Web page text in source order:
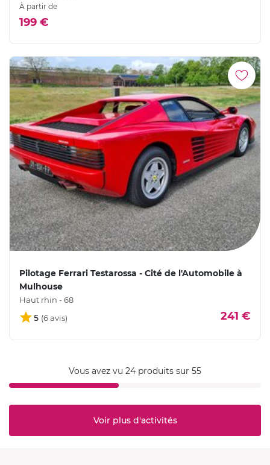
À partir de
199 €
Pilotage Ferrari Testarossa - Cité de l'Automobile à
Mulhouse
Haut rhin - 68
5 241 €
Vous avez vu 24 produits sur 55
Voir plus d'activités